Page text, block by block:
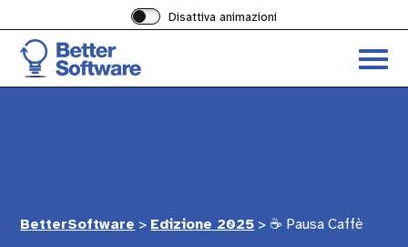
Disattiva animazioni
Accedi
menu
BetterSoftware > Edizione 2025 > ☕️ Pausa Caffè